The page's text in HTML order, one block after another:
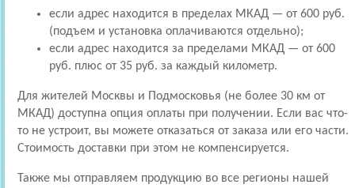
если адрес находится в пределах МКАД — от 600 руб.
(подъем и установка оплачиваются отдельно);
если адрес находится за пределами МКАД — от 600
руб. плюс от 35 руб. за каждый километр.
Для жителей Москвы и Подмосковья (не более 30 км от
МКАД) доступна опция оплаты при получении. Если вас что-
то не устроит, вы можете отказаться от заказа или его части.
Стоимость доставки при этом не компенсируется.
Также мы отправляем продукцию во все регионы нашей